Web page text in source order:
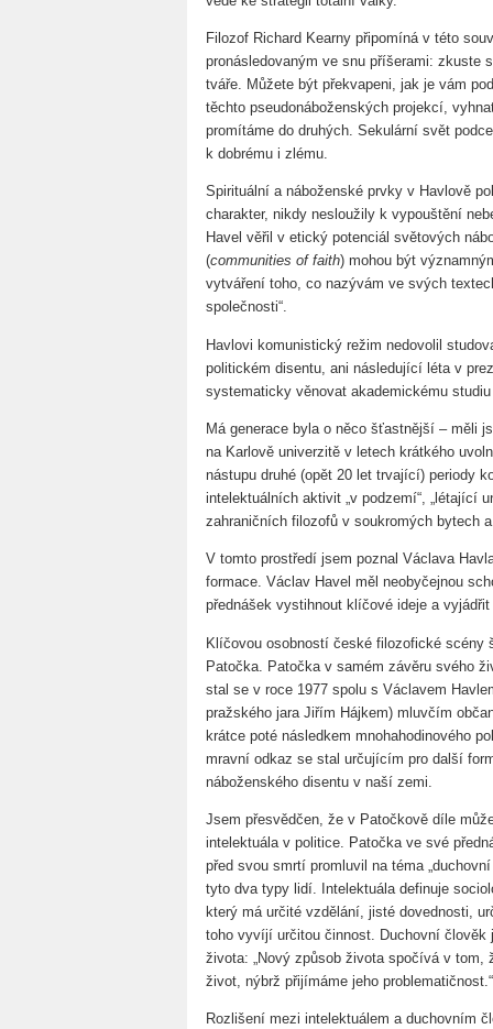
Filozof Richard Kearny připomíná v této
pronásledovaným ve snu příšerami: zkuste
tváře. Můžete být překvapeni, jak je vám
těchto pseudonáboženských projekcí,
promítáme do druhých. Sekulární svět
k dobrému i zlému.
Spirituální a náboženské prvky v Havlově
charakter, nikdy nesloužily k vypouštění
Havel věřil v etický potenciál světových
(communities of faith) mohou být
vytváření toho, co nazývám ve svých
společnosti“.
Havlovi komunistický režim nedovolil
politickém disentu, ani následující léta v
systematicky věnovat akademickému
Má generace byla o něco šťastnější – měli
na Karlově univerzitě v letech krátkého
nástupu druhé (opět 20 let trvající) periody
intelektuálních aktivit „v podzemí“, „létající
zahraničních filozofů v soukromých bytech
V tomto prostředí jsem poznal Václava
formace. Václav Havel měl neobyčejnou
přednášek vystihnout klíčové ideje a
Klíčovou osobností české filozofické scény
Patočka. Patočka v samém závěru svého
stal se v roce 1977 spolu s Václavem
pražského jara Jiřím Hájkem) mluvčím
krátce poté následkem mnohahodinového
mravní odkaz se stal určujícím pro další
náboženského disentu v naší zemi.
Jsem přesvědčen, že v Patočkově díle
intelektuála v politice. Patočka ve své
před svou smrtí promluvil na téma
tyto dva typy lidí. Intelektuála definuje
který má určité vzdělání, jisté dovednosti,
toho vyvíjí určitou činnost. Duchovní
života: „Nový způsob života spočívá v
život, nýbrž přijímáme jeho problematičnost.“
Rozlišení mezi intelektuálem a duchovním